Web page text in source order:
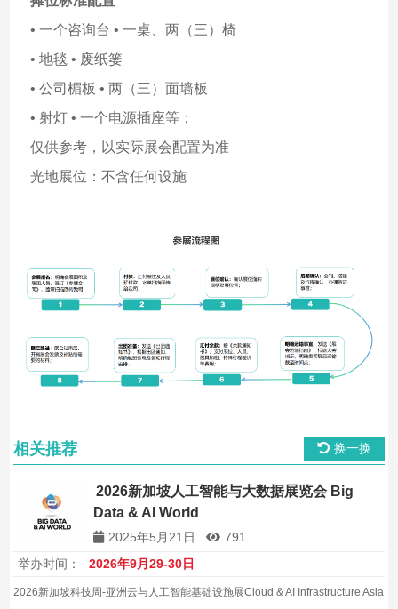
• 一个咨询台 • 一桌、两（三）椅
• 地毯 • 废纸篓
• 公司楣板 • 两（三）面墙板
• 射灯 • 一个电源插座等；
仅供参考，以实际展会配置为准
光地展位：不含任何设施
相关推荐 换一换
2026新加坡人工智能与大数据展览会 Big
Data & AI World
2025年5月21日
791
举办时间：
2026年9月29-30日
2026新加坡科技周-亚洲云与人工智能基础设施展Cloud & AI Infrastructure Asia